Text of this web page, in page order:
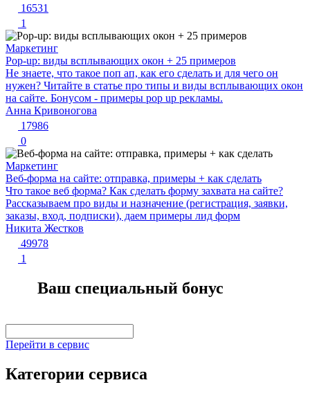
16531
1
Маркетинг
Pop-up: виды всплывающих окон + 25 примеров
Не знаете, что такое поп ап, как его сделать и для чего он
нужен? Читайте в статье про типы и виды всплывающих окон
на сайте. Бонусом - примеры pop up рекламы.
Анна Кривоногова
17986
0
Маркетинг
Веб-форма на сайте: отправка, примеры + как сделать
Что такое веб форма? Как сделать форму захвата на сайте?
Рассказываем про виды и назначение (регистрация, заявки,
заказы, вход, подписки), даем примеры лид форм
Никита Жестков
49978
1
Ваш специальный бонус
Перейти в сервис
Категории сервиса